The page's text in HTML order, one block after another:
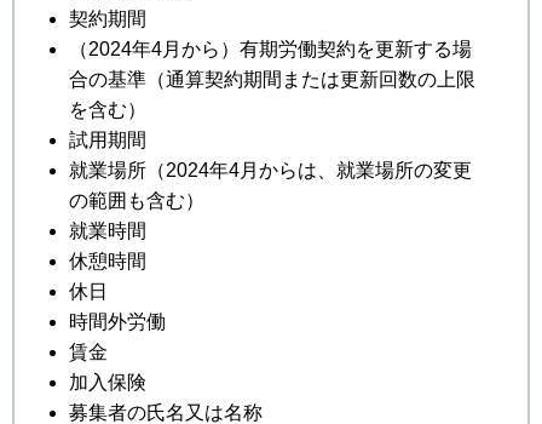
契約期間
（2024年4月から）有期労働契約を更新する場
合の基準（通算契約期間または更新回数の上限
を含む）
試用期間
就業場所（2024年4月からは、就業場所の変更
の範囲も含む）
就業時間
休憩時間
休日
時間外労働
賃金
加入保険
募集者の氏名又は名称